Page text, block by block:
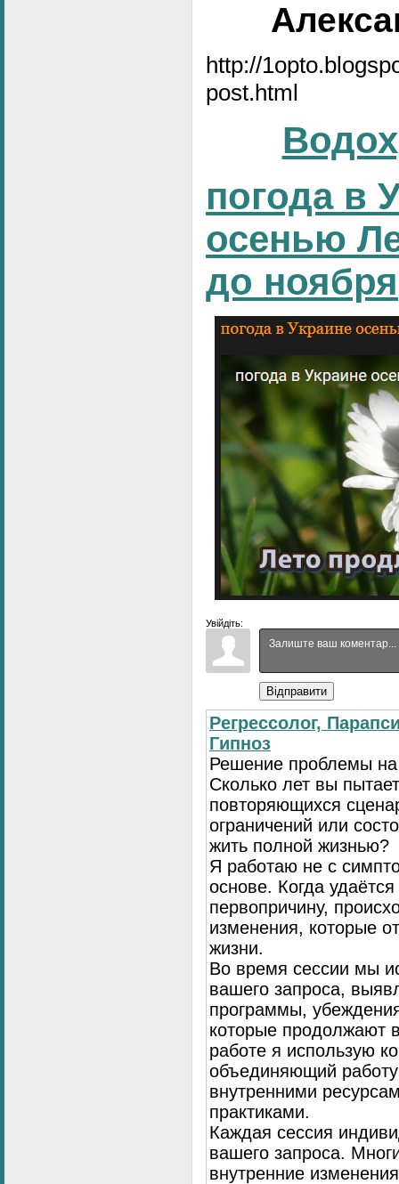
http://
post.html
погода в
осенью
до ноября
Увійдіть:
Відправити
Регрессолог,
Гипноз
Решение проблемы на
Сколько лет вы
повторяющихся
ограничений или
жить полной жизнью?
Я работаю не с
основе. Когда
первопричину,
изменения, которые
жизни.
Во время сессии мы
вашего запроса,
программы,
которые продолжают
работе я использую
объединяющий
внутренними
практиками.
Каждая сессия
вашего запроса.
внутренние